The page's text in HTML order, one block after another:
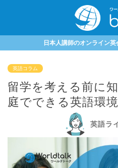
日本人講師のオンライン英
英語コラム
留学を考える前に
庭でできる英語環
英語ラ